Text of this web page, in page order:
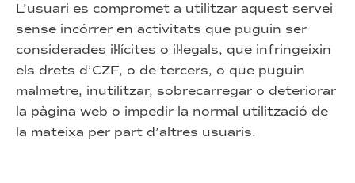
L’usuari es compromet a utilitzar aquest servei
sense incórrer en activitats que puguin ser
considerades il·lícites o il·legals, que infringeixin
els drets d’CZF, o de tercers, o que puguin
malmetre, inutilitzar, sobrecarregar o deteriorar
la pàgina web o impedir la normal utilització de
la mateixa per part d’altres usuaris.